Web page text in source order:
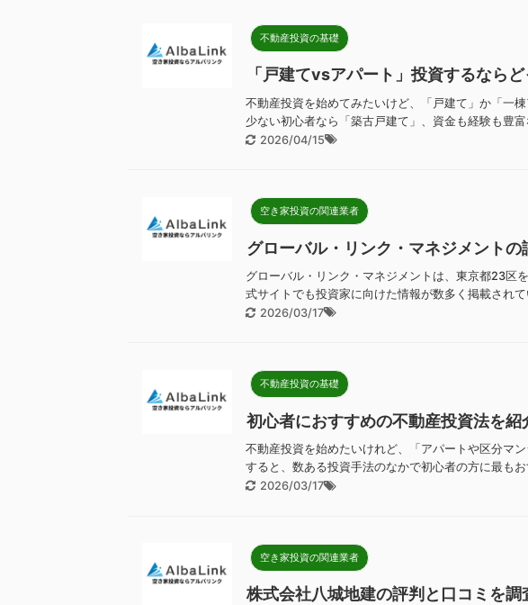
不動産投資の基礎
「戸建てvsアパート」投資するなら
不動産投資を始めてみたいけど、「戸建て」か「一
少ない初心者なら「築古戸建て」、資金も経験も豊
2026/04/15
空き家投資の関連業者
グローバル・リンク・マネジメント
グローバル・リンク・マネジメントは、東京都23区
式サイトでも投資家に向けた情報が数多く掲載され
2026/03/17
不動産投資の基礎
初心者におすすめの不動産投資法を
不動産投資を始めたいけれど、「アパートや区分マ
すると、数ある投資手法のなかで初心者の方に最も
2026/03/17
空き家投資の関連業者
株式会社八城地建の評判と口コミを